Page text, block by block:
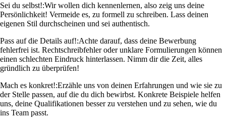
Sei du selbst!:Wir wollen dich kennenlernen, also zeig uns deine
Persönlichkeit! Vermeide es, zu formell zu schreiben. Lass deinen
eigenen Stil durchscheinen und sei authentisch.
Pass auf die Details auf!:Achte darauf, dass deine Bewerbung
fehlerfrei ist. Rechtschreibfehler oder unklare Formulierungen können
einen schlechten Eindruck hinterlassen. Nimm dir die Zeit, alles
gründlich zu überprüfen!
Mach es konkret!:Erzähle uns von deinen Erfahrungen und wie sie zu
der Stelle passen, auf die du dich bewirbst. Konkrete Beispiele helfen
uns, deine Qualifikationen besser zu verstehen und zu sehen, wie du
ins Team passt.